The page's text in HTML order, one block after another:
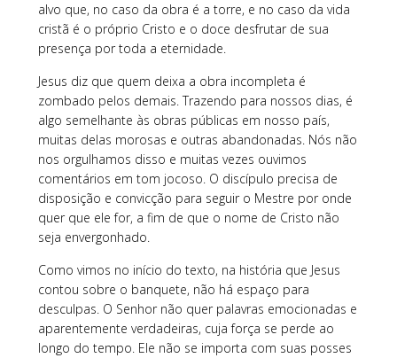
alvo que, no caso da obra é a torre, e no caso da vida
cristã é o próprio Cristo e o doce desfrutar de sua
presença por toda a eternidade.
Jesus diz que quem deixa a obra incompleta é
zombado pelos demais. Trazendo para nossos dias, é
algo semelhante às obras públicas em nosso país,
muitas delas morosas e outras abandonadas. Nós não
nos orgulhamos disso e muitas vezes ouvimos
comentários em tom jocoso. O discípulo precisa de
disposição e convicção para seguir o Mestre por onde
quer que ele for, a fim de que o nome de Cristo não
seja envergonhado.
Como vimos no início do texto, na história que Jesus
contou sobre o banquete, não há espaço para
desculpas. O Senhor não quer palavras emocionadas e
aparentemente verdadeiras, cuja força se perde ao
longo do tempo. Ele não se importa com suas posses